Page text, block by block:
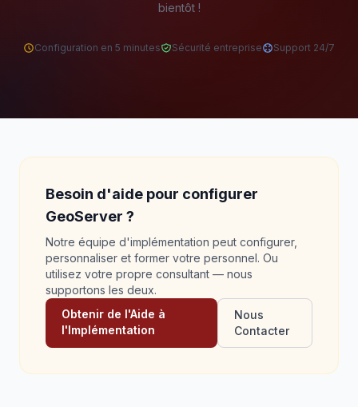
bientôt !
Configuration en 5 minutes Sécurité entreprise Support 24/7
Besoin d'aide pour configurer
GeoServer ?
Notre équipe d'implémentation peut configurer,
personnaliser et former votre personnel. Ou
utilisez votre propre consultant — nous
supportons les deux.
Obtenir de l'Aide à
l'Implémentation
Nous
Contacter